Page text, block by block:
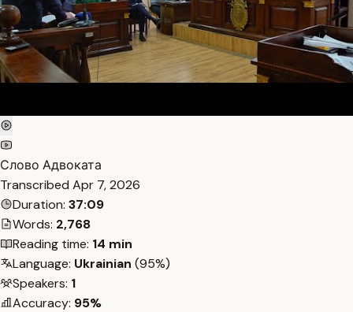
Слово Адвоката
Transcribed Apr 7, 2026
Duration: 37:09
Words: 2,768
Reading time: 14 min
Language: Ukrainian (95%)
Speakers: 1
Accuracy: 95%